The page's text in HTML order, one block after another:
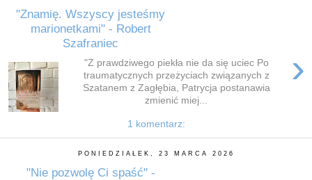
"Znamię. Wszyscy jesteśmy
marionetkami" - Robert
Szafraniec
›
"Z prawdziwego piekła nie da się uciec Po
traumatycznych przeżyciach związanych z
Szatanem z Zagłębia, Patrycja postanawia
zmienić miej...
1 komentarz:
PONIEDZIAŁEK, 23 MARCA 2026
"Nie pozwolę Ci spaść" -